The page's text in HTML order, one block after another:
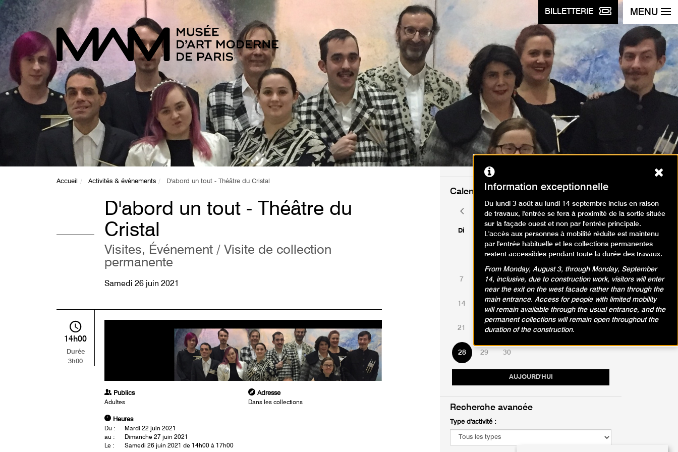
BILLETTERIE MENU
Accueil Activités & événements D'abord un tout - Théâtre du Cristal
D'abord un tout - Théâtre du
Cristal
Visites, Événement / Visite de collection
permanente
Samedi 26 juin 2021
14h00
Durée
3h00
Publics
Adultes
Adresse
Dans les collections
Heures
Du :
Mardi 22 juin 2021
au :
Dimanche 27 juin 2021
Le :
Samedi 26 juin 2021 de 14h00 à 17h00
Calendrier des événements
juin 2026
Di Lu Ma Ve Sa
AUJOURD'HUI
1 2 3 4 5 6
7 8 9 10 11 12 13
14 15 16 17 18 19 20
21 22 23 24 25 26
28 29 30
Mois
précédent
Mois
suivant
Recherche avancée
Type d'activité :
Information exceptionnelle
Du lundi 3 août au lundi 14 septembre inclus en raison
de travaux, l'entrée se fera à proximité de la sortie située
sur la façade ouest et non par l'entrée principale.
L'accès aux personnes à mobilité réduite est maintenu
par l'entrée habituelle et les collections permanentes
restent accessibles pendant toute la durée des travaux.
From Monday, August 3, through Monday, September
14, inclusive, due to construction work, visitors will enter
near the exit on the west facade rather than through the
main entrance. Access for people with limited mobility
will remain available through the usual entrance, and the
permanent collections will remain open throughout the
duration of the construction.